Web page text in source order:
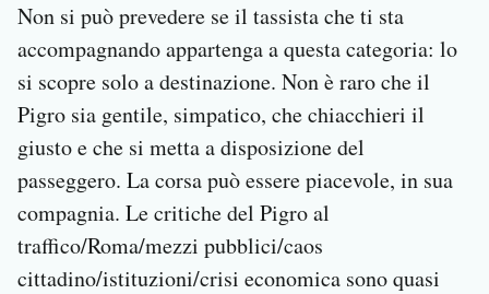
Non si può prevedere se il tassista che ti sta
accompagnando appartenga a questa categoria: lo
si scopre solo a destinazione. Non è raro che il
Pigro sia gentile, simpatico, che chiacchieri il
giusto e che si metta a disposizione del
passeggero. La corsa può essere piacevole, in sua
compagnia. Le critiche del Pigro al
traffico/Roma/mezzi pubblici/caos
cittadino/istituzioni/crisi economica sono quasi